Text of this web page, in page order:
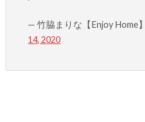
— 竹脇まりな【Enjoy Home
14, 2020